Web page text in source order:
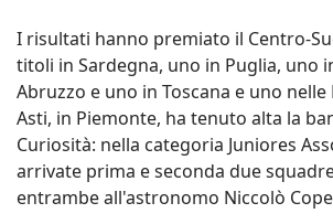
I risultati hanno premiato il Centro-
titoli in Sardegna, uno in Puglia, uno
Abruzzo e uno in Toscana e uno nelle
Asti, in Piemonte, ha tenuto alta la
Curiosità: nella categoria Juniores
arrivate prima e seconda due
entrambe all'astronomo Niccolò